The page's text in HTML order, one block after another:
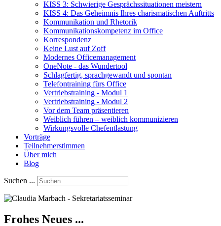
KISS 3: Schwierige Gesprächssituationen meistern
KISS 4: Das Geheimnis Ihres charismatischen Auftritts
Kommunikation und Rhetorik
Kommunikationskompetenz im Office
Korrespondenz
Keine Lust auf Zoff
Modernes Officemanagement
OneNote - das Wundertool
Schlagfertig, sprachgewandt und spontan
Telefontraining fürs Office
Vertriebstraining - Modul 1
Vertriebstraining - Modul 2
Vor dem Team präsentieren
Weiblich führen – weiblich kommunizieren
Wirkungsvolle Chefentlastung
Vorträge
Teilnehmerstimmen
Über mich
Blog
Suchen ...
Frohes Neues ...